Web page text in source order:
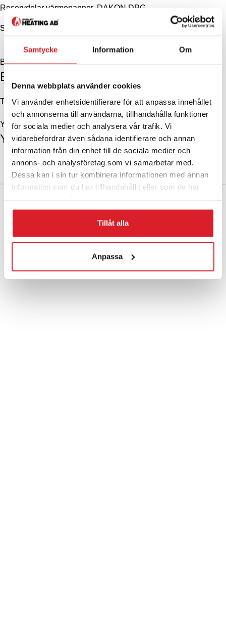
Samtycke Information Om
Denna webbplats använder cookies
Vi använder enhetsidentifierare för att anpassa innehållet
och annonserna till användarna, tillhandahålla funktioner
för sociala medier och analysera vår trafik. Vi
vidarebefordrar även sådana identifierare och annan
information från din enhet till de sociala medier och
annons- och analysföretag som vi samarbetar med.
Dessa kan i sin tur kombinera informationen med annan
information som du har tillhandahållit eller som de har
Tillåt alla
Anpassa
Reservdelar värmepannor, DAKON DPG
Share:
BESKRIVNING YTTERLIGARE INFORMATION
Beskrivning
Beskrivning
Text
Ytterligare information
Ytterligare information
VIKT 8 kg